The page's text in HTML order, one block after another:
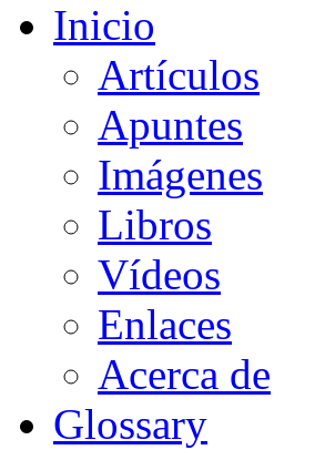
Inicio
Artículos
Apuntes
Imágenes
Libros
Vídeos
Enlaces
Acerca de
Glossary